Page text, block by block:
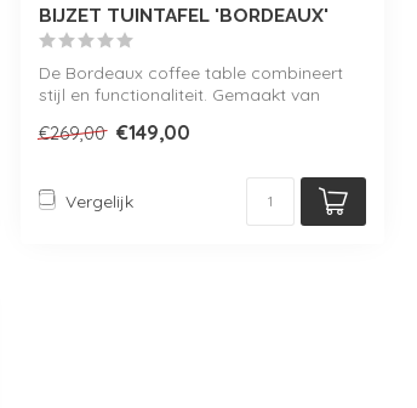
BIJZET TUINTAFEL 'BORDEAUX'
De Bordeaux coffee table combineert
stijl en functionaliteit. Gemaakt van
€269,00 €149,00
Vergelijk